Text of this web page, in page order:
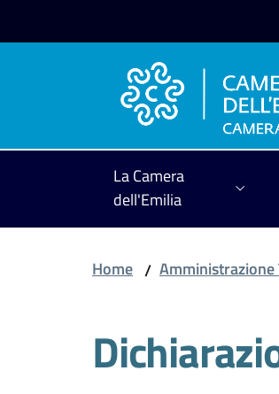
La Camera
dell'Emilia
Home / Amministrazione